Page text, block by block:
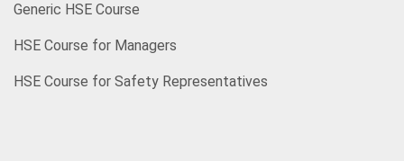
Generic HSE Course
HSE Course for Managers
HSE Course for Safety Representatives